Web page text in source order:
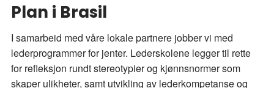
Plan i Brasil
I samarbeid med våre lokale partnere jobber vi med
lederprogrammer for jenter. Lederskolene legger til rette
for refleksjon rundt stereotypier og kjønnsnormer som
skaper ulikheter, samt utvikling av lederkompetanse og